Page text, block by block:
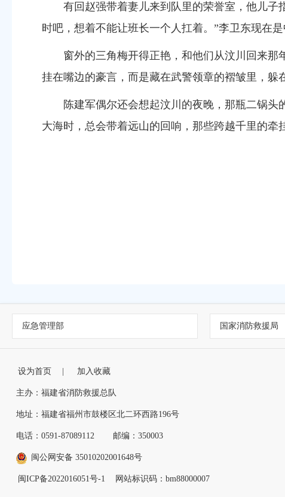
有回赵强带着妻儿来到 队里的荣誉室，他儿子
时吧，想着不能让班长一个人扛着。 ”李卫东现在
窗外的三角梅开得正艳，和他们从汶川回来
挂在嘴边的豪言，而是藏在武警领章的褶皱里，躲
陈建军偶尔还会想起汶川的夜晚，那瓶二锅
大海时，总会带着远山的回响，那些跨越千里的牵
应急管理部 国家消防救援局
设为首页 加入收藏
主办：福建省消防救援总队
地址：福建省福州市鼓楼区北二环西路196号
电话：0591-87089112 邮编：350003
闽公网安备 35010202001648号
闽ICP备2022016051号-1 网站标识码：bm88000007